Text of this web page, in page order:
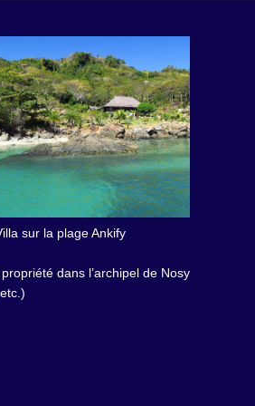
sur la plage Ankify
dans l’archipel de Nosy